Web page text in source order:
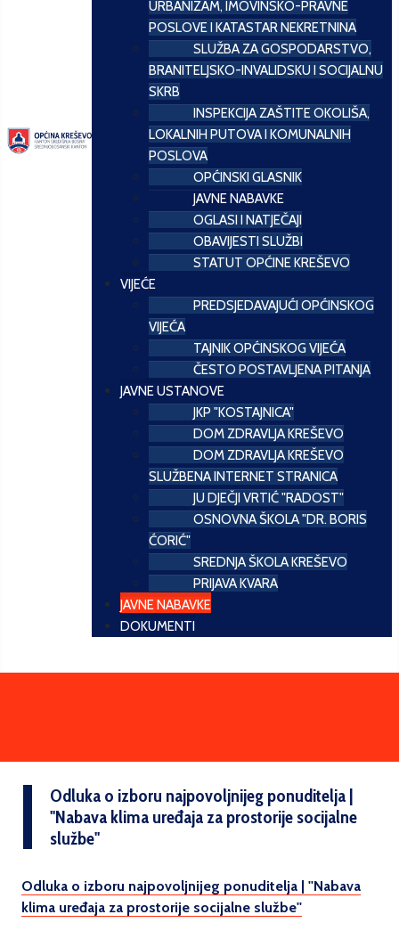
URBANIZAM, IMOVINSKO-PRAVNE
POSLOVE I KATASTAR NEKRETNINA
SLUŽBA ZA GOSPODARSTVO,
BRANITELJSKO-INVALIDSKU I SOCIJALNU
SKRB
INSPEKCIJA ZAŠTITE OKOLIŠA,
LOKALNIH PUTOVA I KOMUNALNIH
POSLOVA
OPĆINSKI GLASNIK
JAVNE NABAVKE
OGLASI I NATJEČAJI
OBAVIJESTI SLUŽBI
STATUT OPĆINE KREŠEVO
VIJEĆE
PREDSJEDAVAJUĆI OPĆINSKOG
VIJEĆA
TAJNIK OPĆINSKOG VIJEĆA
ČESTO POSTAVLJENA PITANJA
JAVNE USTANOVE
JKP "KOSTAJNICA"
DOM ZDRAVLJA KREŠEVO
DOM ZDRAVLJA KREŠEVO
SLUŽBENA INTERNET STRANICA
JU DJEČJI VRTIĆ "RADOST"
OSNOVNA ŠKOLA "DR. BORIS
ĆORIĆ"
SREDNJA ŠKOLA KREŠEVO
PRIJAVA KVARA
JAVNE NABAVKE
DOKUMENTI
Odluka o izboru najpovoljnijeg ponuditelja |
''Nabava klima uređaja za prostorije socijalne
službe''
Odluka o izboru najpovoljnijeg ponuditelja | ''Nabava
klima uređaja za prostorije socijalne službe''